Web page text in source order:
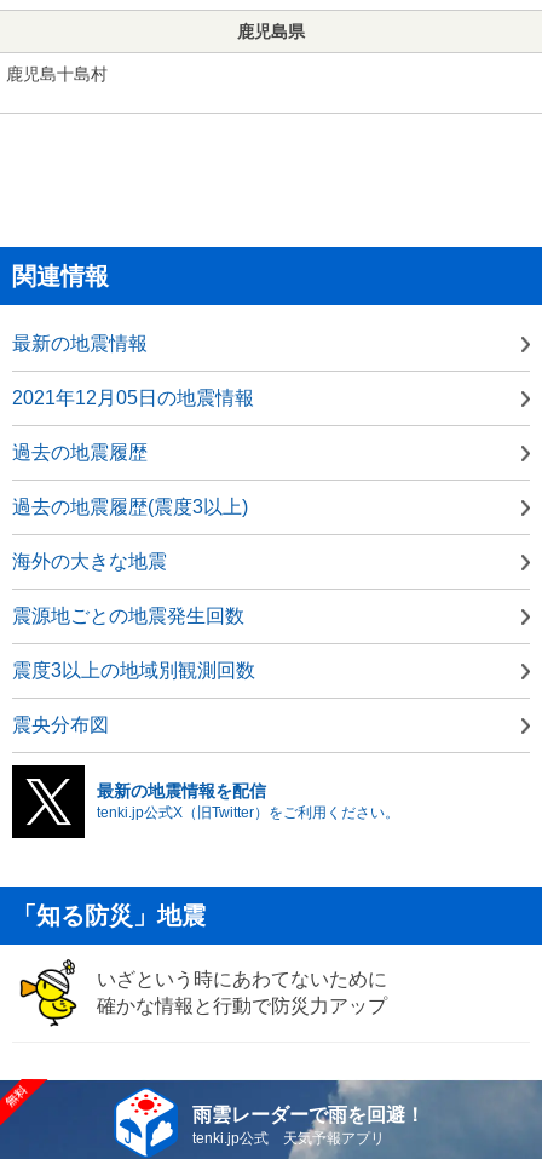
鹿児島県
鹿児島十島村
関連情報
最新の地震情報
2021年12月05日の地震情報
過去の地震履歴
過去の地震履歴(震度3以上)
海外の大きな地震
震源地ごとの地震発生回数
震度3以上の地域別観測回数
震央分布図
最新の地震情報を配信
tenki.jp公式X（旧Twitter）をご利用ください。
「知る防災」地震
いざという時にあわてないために
確かな情報と行動で防災力アップ
雨雲レーダーで雨を回避！
tenki.jp公式 天気予報アプリ